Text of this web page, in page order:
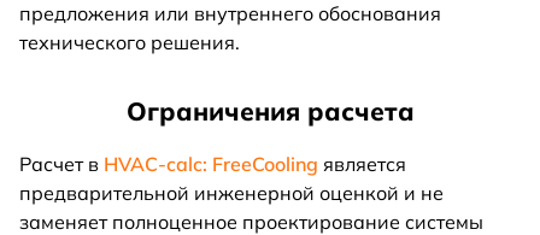
предложения или внутреннего обоснования
технического решения.
Ограничения расчета
Расчет в HVAC-calc: FreeCooling является
предварительной инженерной оценкой и не
заменяет полноценное проектирование системы